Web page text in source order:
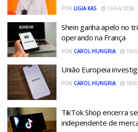
POR LIGIA KAS 13/04/2026
Shein ganha apelo no
operando na França
POR CAROL HUNGRIA 19/
União Europeia
POR CAROL HUNGRIA 18/
TikTok Shop encerra
independente de